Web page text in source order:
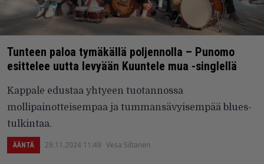
Tunteen paloa tymäkällä poljennolla – Punomo
esittelee uutta levyään Kuuntele mua -singlellä
Kappale edustaa yhtyeen tuotannossa
mollipainotteisempaa ja tummansävyisempää blues-
tulkintaa.
ÄÄNTÄ 29.11.2024 11:49 Vesa Siltanen